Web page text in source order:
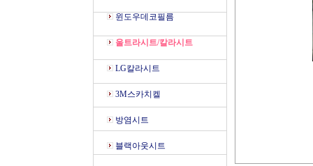
윈도우데코필름
울트라시트/칼라시트
LG칼라시트
3M스카치켈
방염시트
블랙아웃시트